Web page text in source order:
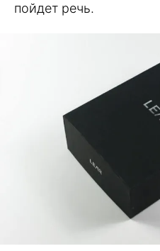
пойдет речь.